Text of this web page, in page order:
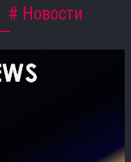
Новости